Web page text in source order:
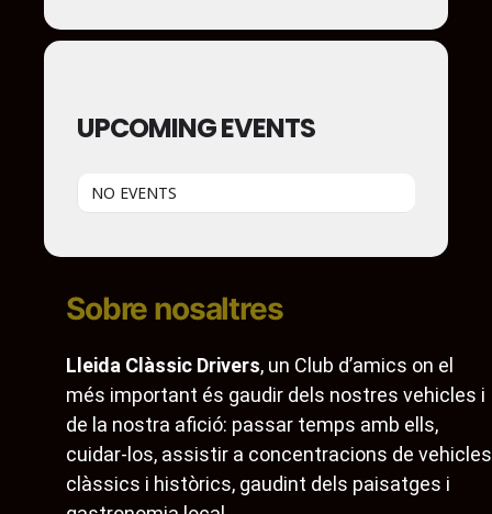
UPCOMING EVENTS
NO EVENTS
Sobre nosaltres
Lleida Clàssic Drivers, un Club d’amics on el
més important és gaudir dels nostres vehicles i
de la nostra afició: passar temps amb ells,
cuidar-los, assistir a concentracions de vehicles
clàssics i històrics, gaudint dels paisatges i